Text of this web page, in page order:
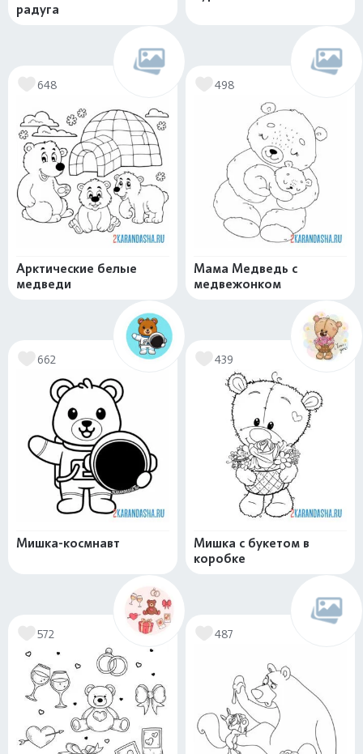
радуга
648
Арктические белые
медведи
498
Мама Медведь с
медвежонком
662
Мишка-космнавт
439
Мишка с букетом в
коробке
572 487